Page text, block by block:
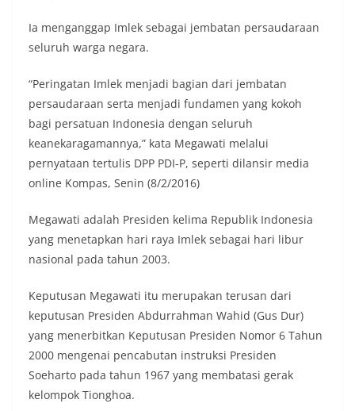
Ia menganggap Imlek sebagai jembatan persaudaraan
seluruh warga negara.
“Peringatan Imlek menjadi bagian dari jembatan
persaudaraan serta menjadi fundamen yang kokoh
bagi persatuan Indonesia dengan seluruh
keanekaragamannya,” kata Megawati melalui
pernyataan tertulis DPP PDI-P, seperti dilansir media
online Kompas, Senin (8/2/2016)
Megawati adalah Presiden kelima Republik Indonesia
yang menetapkan hari raya Imlek sebagai hari libur
nasional pada tahun 2003.
Keputusan Megawati itu merupakan terusan dari
keputusan Presiden Abdurrahman Wahid (Gus Dur)
yang menerbitkan Keputusan Presiden Nomor 6 Tahun
2000 mengenai pencabutan instruksi Presiden
Soeharto pada tahun 1967 yang membatasi gerak
kelompok Tionghoa.